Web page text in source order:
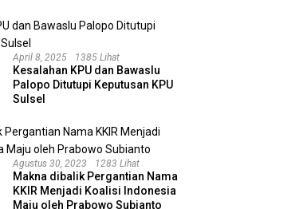
April 8, 2025 1385 Lihat
Kesalahan KPU dan Bawaslu
Palopo Ditutupi Keputusan KPU
Sulsel
Agustus 30, 2023 1283 Lihat
Makna dibalik Pergantian Nama
KKIR Menjadi Koalisi Indonesia
Maju oleh Prabowo Subianto